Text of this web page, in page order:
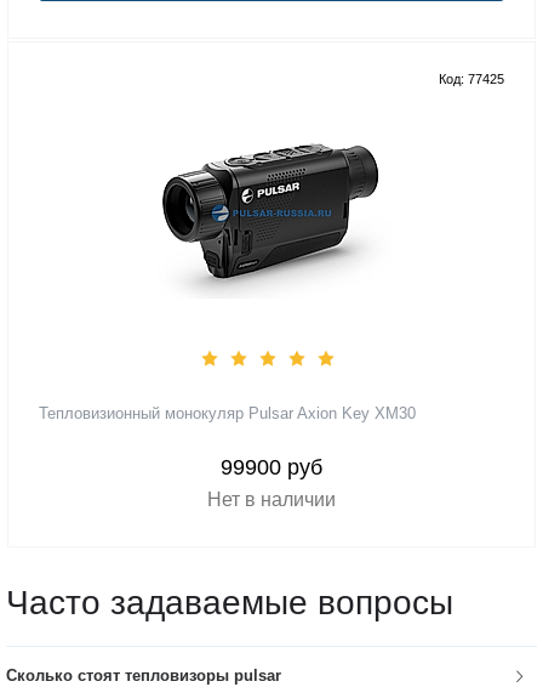
Код: 77425
Тепловизионный монокуляр Pulsar Axion Key XM30
99900 руб
Нет в наличии
Часто задаваемые вопросы
Сколько стоят тепловизоры pulsar